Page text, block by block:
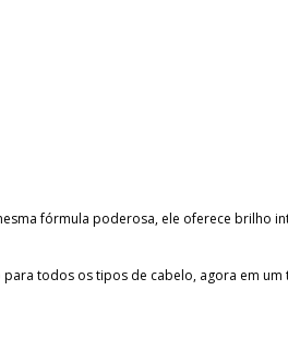
fórmula poderosa, ele oferece brilho
todos os tipos de cabelo, agora em